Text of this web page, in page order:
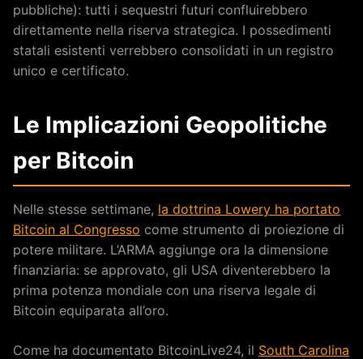
pubbliche): tutti i sequestri futuri confluirebbero
direttamente nella riserva strategica. I possedimenti
statali esistenti verrebbero consolidati in un registro
unico e certificato.
Le Implicazioni Geopolitiche
per Bitcoin
Nelle stesse settimane, la dottrina Lowery ha portato
Bitcoin al Congresso come strumento di proiezione di
potere militare. L’ARMA aggiunge ora la dimensione
finanziaria: se approvato, gli USA diventerebbero la
prima potenza mondiale con una riserva legale di
Bitcoin equiparata all’oro.
Come ha documentato BitcoinLive24, il South Carolina